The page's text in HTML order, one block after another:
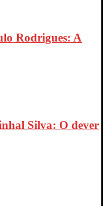
Rodrigues: A
Silva: O dever